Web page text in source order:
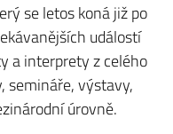
se letos koná již po
událostí
a interprety z celého
semináře, výstavy,
úrovně.